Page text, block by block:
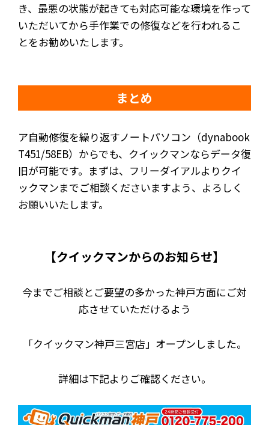
き、最悪の状態が起きても対応可能な環境を作って
いただいてから手作業での修復などを行われるこ
とをお勧めいたします。
まとめ
ア自動修復を繰り返すノートパソコン（dynabook
T451/58EB）からでも、クイックマンならデータ復
旧が可能です。まずは、フリーダイアルよりクイ
ックマンまでご相談くださいますよう、よろしく
お願いいたします。
【クイックマンからのお知らせ】
今までご相談とご要望の多かった神戸方面にご対
応させていただけるよう
「クイックマン神戸三宮店」オープンしました。
詳細は下記よりご確認ください。